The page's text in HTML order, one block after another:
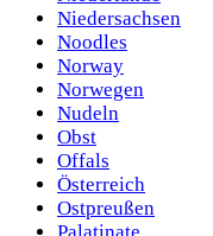
Niedersachsen
Noodles
Norway
Norwegen
Nudeln
Obst
Offals
Österreich
Ostpreußen